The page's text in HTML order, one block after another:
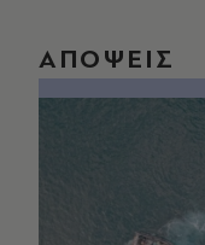
ΑΠΟΨΕΙΣ